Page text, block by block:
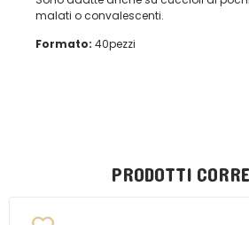
malati o convalescenti.
Formato: 40pezzi
PRODOTTI